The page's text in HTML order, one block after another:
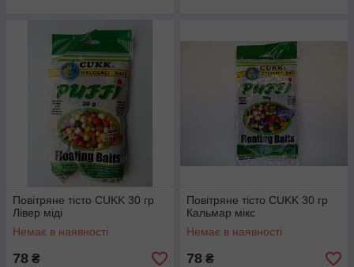
Повітряне тісто CUKK 30 гр
Лівер міді
Немає в наявності
78 ₴
Повітряне тісто CUKK 30 гр
Кальмар мікс
Немає в наявності
78 ₴